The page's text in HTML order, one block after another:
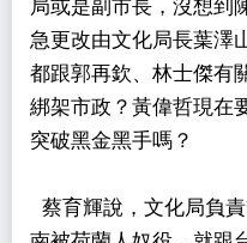
局或是副市長，沒想到
急更改由文化局長葉澤
都跟郭再欽、林士傑有
綁架市政？黃偉哲現在
突破黑金黑手嗎？
蔡育輝說，文化局負